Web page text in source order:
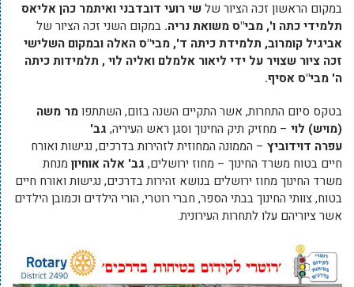
במקום הראשון זכה הציור שלשי רועי דובדבני ואיתמר כהן אליאס
תלמידי כתה ו', מבי"ס משואת נריה. במקום השני זכה הציור של
אביגיל קומרוב, תלמידת כיתה ד', מבי"ס האלה ובמקום השלישי
זכה ציור שצויר על ידי ליאור אלמלם ואליה לוי , תלמידות כיתה
ה' מבי"ס אסיף.
בטקס סיום התחרות, אשר התקיים השנה בזום, השתתפומר משה
(מויש) לוי – מחזיק תיק החינוך וסגן ראש העיריה, גב'
עפרה דוידוביץ – הממונה המחוזית לזהירות בדרכים, נגישות ואורח
חיים בטוח משרד החינוך – מחוז ירושלים, גב' אלה אוחיון מנחת
משרד החינוך מחוז ירושלים בנושא זהירות בדרכים, נגישות ואורח חיים
בטוח, צוותי החינוך בבתי הספר, חברי רוטרי, הורי הילדים וכמובן הילדים
אשר ציוריהם עלו לתחרות העירונית.